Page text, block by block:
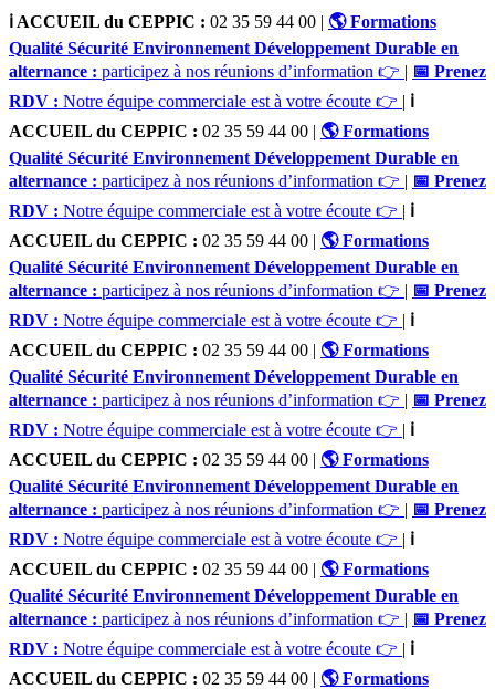
ℹ️ ACCUEIL du CEPPIC : 02 35 59 44 00 | 🌎 Formations
Qualité Sécurité Environnement Développement Durable en
alternance : participez à nos réunions d’information 👉 | 📅 Prenez
RDV : Notre équipe commerciale est à votre écoute 👉 | ℹ️
ACCUEIL du CEPPIC : 02 35 59 44 00 | 🌎 Formations
Qualité Sécurité Environnement Développement Durable en
alternance : participez à nos réunions d’information 👉 | 📅 Prenez
RDV : Notre équipe commerciale est à votre écoute 👉 | ℹ️
ACCUEIL du CEPPIC : 02 35 59 44 00 | 🌎 Formations
Qualité Sécurité Environnement Développement Durable en
alternance : participez à nos réunions d’information 👉 | 📅 Prenez
RDV : Notre équipe commerciale est à votre écoute 👉 | ℹ️
ACCUEIL du CEPPIC : 02 35 59 44 00 | 🌎 Formations
Qualité Sécurité Environnement Développement Durable en
alternance : participez à nos réunions d’information 👉 | 📅 Prenez
RDV : Notre équipe commerciale est à votre écoute 👉 | ℹ️
ACCUEIL du CEPPIC : 02 35 59 44 00 | 🌎 Formations
Qualité Sécurité Environnement Développement Durable en
alternance : participez à nos réunions d’information 👉 | 📅 Prenez
RDV : Notre équipe commerciale est à votre écoute 👉 | ℹ️
ACCUEIL du CEPPIC : 02 35 59 44 00 | 🌎 Formations
Qualité Sécurité Environnement Développement Durable en
alternance : participez à nos réunions d’information 👉 | 📅 Prenez
RDV : Notre équipe commerciale est à votre écoute 👉 | ℹ️
ACCUEIL du CEPPIC : 02 35 59 44 00 | 🌎 Formations